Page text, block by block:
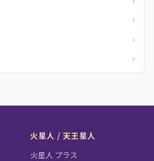
›
›
›
火星人 / 天王星人
火星人 プラス